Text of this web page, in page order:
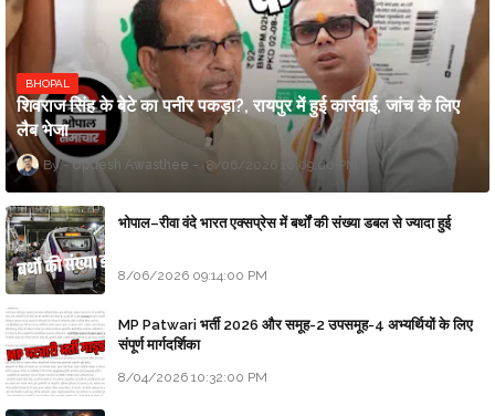
BHOPAL
शिवराज सिंह के बेटे का पनीर पकड़ा?, रायपुर में हुई कार्रवाई, जांच के लिए
लैब भेजा
Updesh Awasthee 8/06/2026 10:09:00 PM
भोपाल–रीवा वंदे भारत एक्सप्रेस में बर्थों की संख्या डबल से ज्यादा हुई
8/06/2026 09:14:00 PM
MP Patwari भर्ती 2026 और समूह-2 उपसमूह-4 अभ्यर्थियों के लिए
संपूर्ण मार्गदर्शिका
8/04/2026 10:32:00 PM